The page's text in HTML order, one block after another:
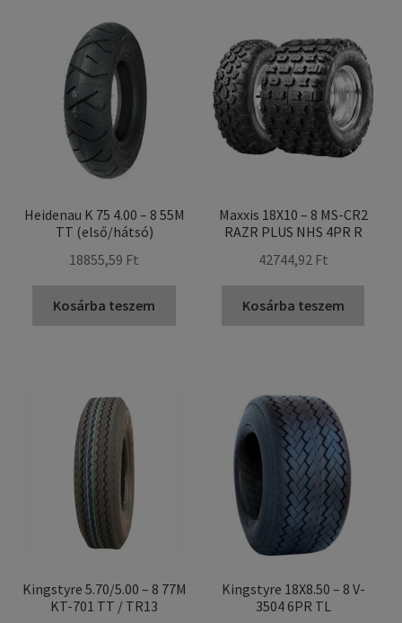
Heidenau K 75 4.00 – 8 55M
TT (első/hátsó)
18855,59 Ft
Kosárba teszem
Maxxis 18X10 – 8 MS-CR2
RAZR PLUS NHS 4PR R
42744,92 Ft
Kosárba teszem
Kingstyre 5.70/5.00 – 8 77M
KT-701 TT / TR13
Kingstyre 18X8.50 – 8 V-
3504 6PR TL